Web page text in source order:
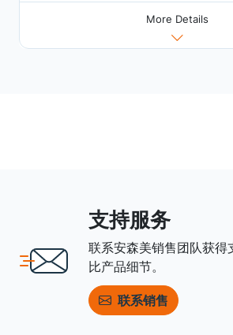
More Details
支持服务
联系安森美销售团队获得
比产品细节。
联系销售